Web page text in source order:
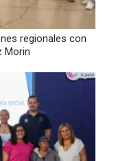
regionales con
Morin